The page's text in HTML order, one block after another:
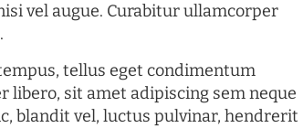
vel augue. Curabitur ullamcorper
tellus eget condimentum
libero, sit amet adipiscing sem neque
blandit vel, luctus pulvinar, hendrerit